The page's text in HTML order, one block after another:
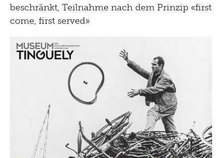
beschränkt, Teilnahme nach dem Prinzip «first
come, first served»